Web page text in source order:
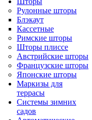
Рулонные шторы
Блэкаут
Кассетные
Римские шторы
Шторы плиссе
Австрийские шторы
Французские шторы
Японские шторы
Маркизы для
террасы
Системы зимних
садов